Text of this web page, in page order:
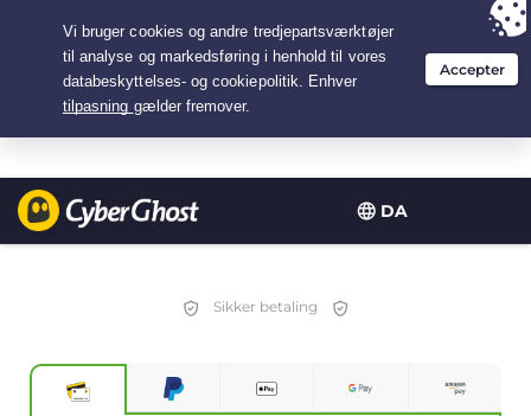
DA
Your choice:The Best Dealfor 2.1666666666667-years at $
/month
Sikker betaling